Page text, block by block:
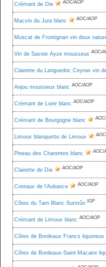
Crémant de Die AOC/AOP
Macvin du Jura blanc AOC/AOP
Muscat de Frontignan vin doux
Vin de Savoie Ayze mousseux AOC/
Clairette du Languedoc Ceyras vin
Anjou mousseux blanc AOC/AOP
Crémant de Loire blanc AOC/AOP
Crémant de Bourgogne blanc
Limoux blanquette de Limoux
Pineau des Charentes blanc AOC/
Clairette de Die AOC/AOP
Coteaux de l'Aubance AOC/AOP
Côtes du Tarn Blanc Surmûri IGP
Crémant de Limoux blanc AOC/AOP
Côtes de Bordeaux Francs liquoreux
Côtes de Bordeaux-Saint-Macaire